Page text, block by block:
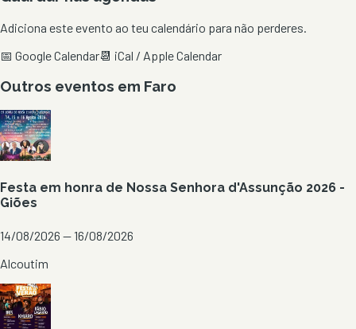
Adiciona este evento ao teu calendário para não perderes.
📅 Google Calendar📆 iCal / Apple Calendar
Outros eventos em Faro
Festa em honra de Nossa Senhora d'Assunção 2026 -
Giões
14/08/2026 — 16/08/2026
Alcoutim